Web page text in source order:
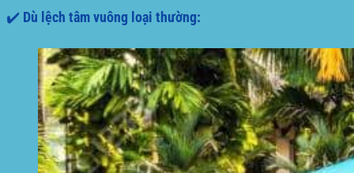
✔️ Dù lệch tâm vuông loại thường: